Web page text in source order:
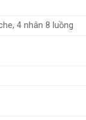
4 nhân 8 luồng